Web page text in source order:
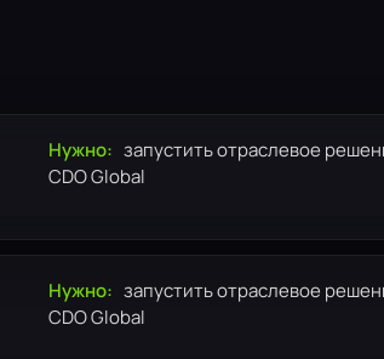
Нужно: запустить отраслевое
CDO Global
Нужно: запустить отраслевое
CDO Global